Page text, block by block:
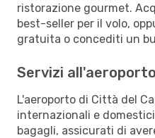
ristorazione gourmet.
best-seller per il volo,
gratuita o concediti un
Servizi
L'aeroporto di Città del
internazionali e
bagagli, assicurati di